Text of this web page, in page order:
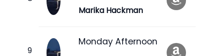
Marika Hackman
Monday Afternoon